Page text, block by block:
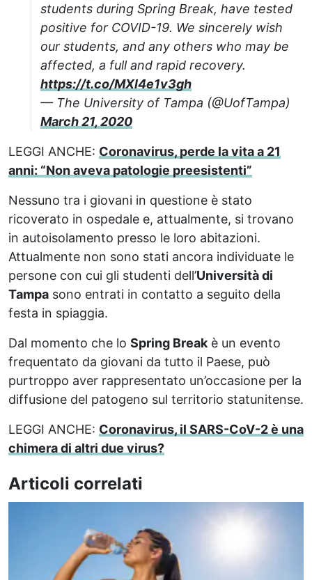
students during Spring Break, have tested
positive for COVID-19. We sincerely wish
our students, and any others who may be
affected, a full and rapid recovery.
https://t.co/MXl4e1v3gh
— The University of Tampa (@UofTampa)
March 21, 2020
LEGGI ANCHE: Coronavirus, perde la vita a 21
anni: “Non aveva patologie preesistenti”
Nessuno tra i giovani in questione è stato
ricoverato in ospedale e, attualmente, si trovano
in autoisolamento presso le loro abitazioni.
Attualmente non sono stati ancora individuate le
persone con cui gli studenti dell’Università di
Tampa sono entrati in contatto a seguito della
festa in spiaggia.
Dal momento che lo Spring Break è un evento
frequentato da giovani da tutto il Paese, può
purtroppo aver rappresentato un’occasione per la
diffusione del patogeno sul territorio statunitense.
LEGGI ANCHE: Coronavirus, il SARS-CoV-2 è una
chimera di altri due virus?
Articoli correlati